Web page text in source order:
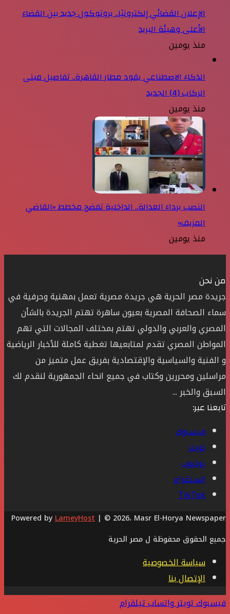
الإعلان القضائي إلكترونيًا.. بروتوكول جديد بين القضاء
الأعلى وهيئة البريد
منذ يومين
الذكاء الاصطناعي يقود مطار القاهرة.. تفاصيل مبنى
الركاب (4) الجديد
منذ يومين
النصب برداء العدالة.. الداخلية تفضح مخطط «القاضي
المزيف»
منذ يومين
من نحن
جريدة مصر الحرية هي جريدة مصرية تعمل بمهنية وحرفية في
سماء الصحافة المصرية بعيون ساهرة تهتم الجريدة بالشأن
المصري والعربي والدولي تهتم بمختلف المجالات التي تهم
المواطن المصري تقدم لمتابعيها تغطية كاملة للأخبار الرياضية
و الفنية والسياسية والإقتصادية بفريق عمل متميز من
مراسلين ومحررين وكتاب في جميع انحاء الجمهورية لنقدم لك
السبق والخبر ...
تابعنا عبر:
فيسبوك
تويتر
يوتيوب
انستقرام
‫TikTok
Powered byLameyHost | © 2026، Masr El-Horya Newspaper
جميع الحقوق محفوظة ل مصر الحرية
سياسة الخصوصية
الإتصال بنا
فيسبوكتويترواتسابتيلقرام